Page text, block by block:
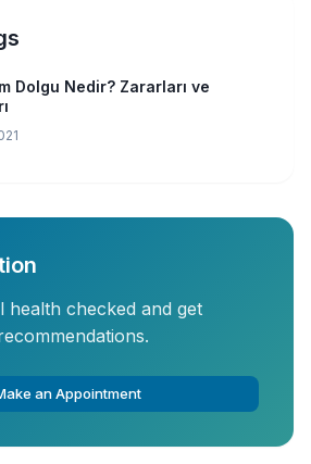
Dolgu Nedir? Zararları ve
health checked and get
an Appointment